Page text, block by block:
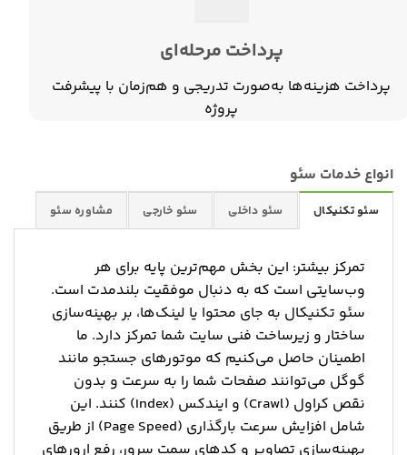
پرداخت مرحله‌ای
پرداخت هزینه‌ها به‌صورت تدریجی و هم‌زمان با پیشرفت
پروژه
انواع خدمات سئو
سئو تکنیکال سئو داخلی سئو خارجی مشاوره سئو
تمرکز بیشتر: این بخش مهم‌ترین پایه برای هر
وب‌سایتی است که به دنبال موفقیت بلندمدت است.
سئو تکنیکال به جای محتوا یا لینک‌ها، بر بهینه‌سازی
ساختار و زیرساخت فنی سایت شما تمرکز دارد. ما
اطمینان حاصل می‌کنیم که موتورهای جستجو مانند
گوگل می‌توانند صفحات شما را به سرعت و بدون
نقص کراول (Crawl) و ایندکس (Index) کنند. این
شامل افزایش سرعت بارگذاری (Page Speed) از طریق
بهینه‌سازی تصاویر و کدهای سمت سرور، رفع ارورهای